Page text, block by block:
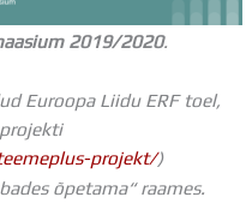
2019/2020.
Euroopa Liidu ERF toel,
projekt/)
õpetama“ raames.